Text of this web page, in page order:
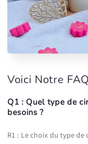
Voici Notre
Q1 : Quel type de
besoins ?
R1 : Le choix du type